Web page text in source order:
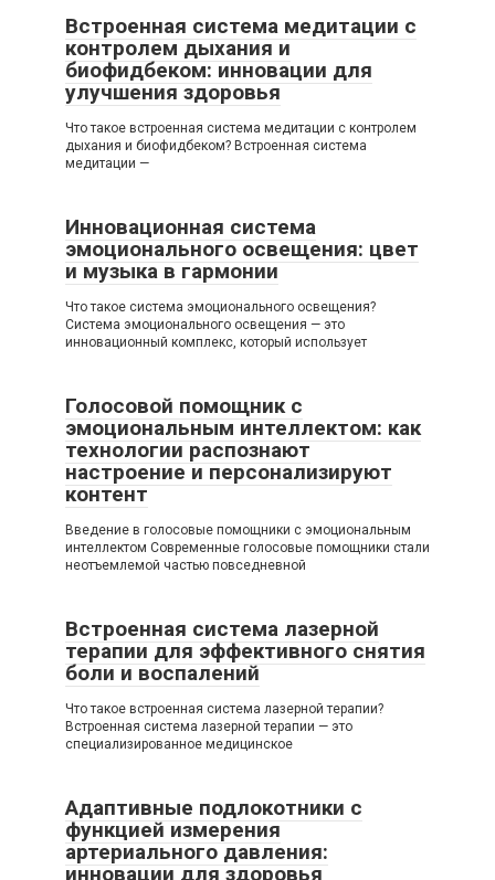
Встроенная система медитации с
контролем дыхания и
биофидбеком: инновации для
улучшения здоровья
Что такое встроенная система медитации с контролем
дыхания и биофидбеком? Встроенная система
медитации —
Инновационная система
эмоционального освещения: цвет
и музыка в гармонии
Что такое система эмоционального освещения?
Система эмоционального освещения — это
инновационный комплекс, который использует
Голосовой помощник с
эмоциональным интеллектом: как
технологии распознают
настроение и персонализируют
контент
Введение в голосовые помощники с эмоциональным
интеллектом Современные голосовые помощники стали
неотъемлемой частью повседневной
Встроенная система лазерной
терапии для эффективного снятия
боли и воспалений
Что такое встроенная система лазерной терапии?
Встроенная система лазерной терапии — это
специализированное медицинское
Адаптивные подлокотники с
функцией измерения
артериального давления:
инновации для здоровья